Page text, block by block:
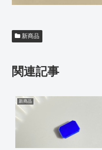
新商品
関連記事
新商品